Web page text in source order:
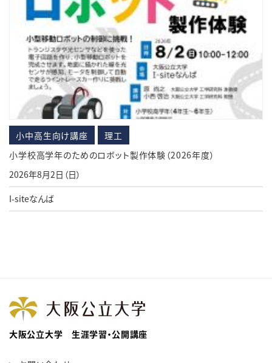
小中高生向け講座
理工
小学校高学年のためのロボット製作体験（2026年度）
2026年8月2日（日）
I-siteなんば
大阪公立大学 生涯学習・公開講座